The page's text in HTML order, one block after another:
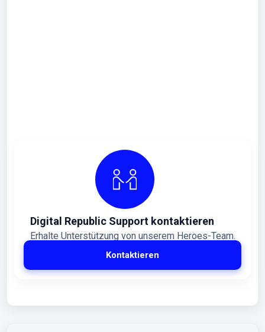
Digital Republic Support kontaktieren
Erhalte Unterstützung von unserem Heroes-Team.
Kontaktieren